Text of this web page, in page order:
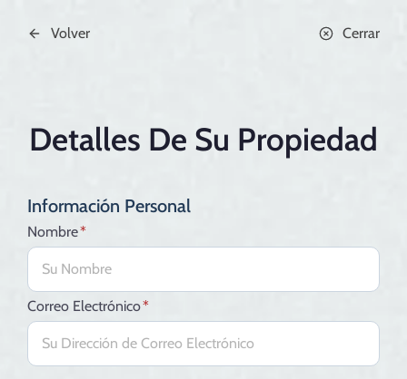
Volver Cerrar
Detalles De Su Propiedad
Información Personal
Nombre*
Correo Electrónico*